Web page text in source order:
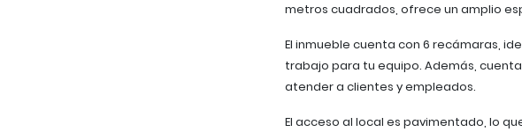
metros cuadrados, ofrece un amplio
El inmueble cuenta con 6 recámaras,
trabajo para tu equipo. Además,
atender a clientes y empleados.
El acceso al local es pavimentado, lo